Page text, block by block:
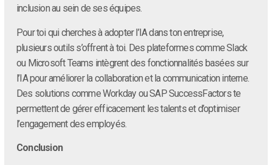
inclusion au sein de ses équipes.
Pour toi qui cherches à adopter l’IA dans ton entreprise,
plusieurs outils s’offrent à toi. Des plateformes comme Slack
ou Microsoft Teams intègrent des fonctionnalités basées sur
l’IA pour améliorer la collaboration et la communication interne.
Des solutions comme Workday ou SAP SuccessFactors te
permettent de gérer efficacement les talents et d’optimiser
l’engagement des employés.
Conclusion